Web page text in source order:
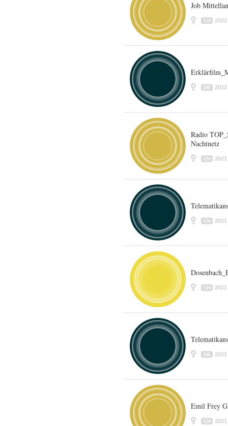
Job
CH 2022
DE 2022
Radio
Nachtnetz
CH 2021
CH 2021
CH 2021
DE 2021
Emil Frey
CH 2021